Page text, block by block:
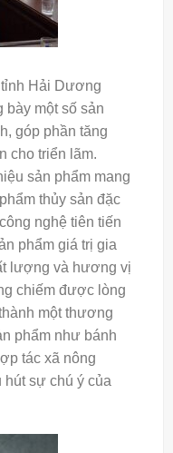
Hải Dương
bày một số sản
góp phần tăng
cho triển lãm.
sản phẩm mang
thủy sản đặc
nghệ tiên tiến
phẩm giá trị gia
lượng và hương vị
chiếm được lòng
một thương
phẩm như bánh
tác xã nông
hút sự chú ý của